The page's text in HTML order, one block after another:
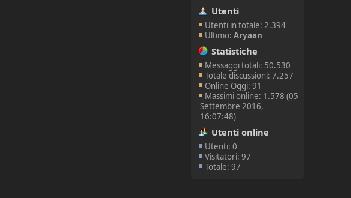
Utenti
Utenti in totale: 2.394
Ultimo:Aryaan
Statistiche
Messaggi totali: 50.530
Totale discussioni: 7.257
Online Oggi: 91
Massimi online: 1.578 (05
Settembre 2016,
16:07:48)
Utenti online
Utenti: 0
Visitatori: 97
Totale: 97